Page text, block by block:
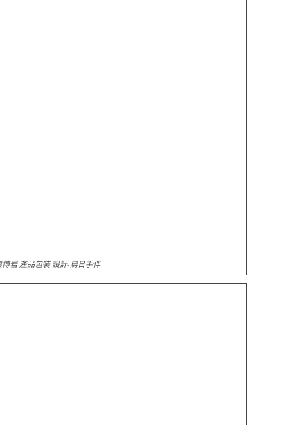
博岩 產品包裝 設計-烏日手伴